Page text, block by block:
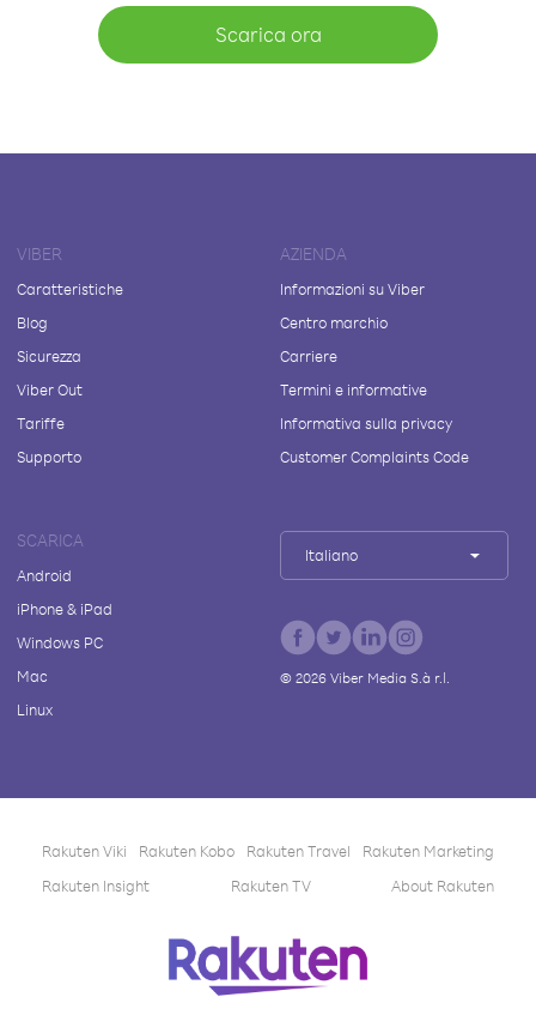
Scarica ora
VIBER
Caratteristiche
Blog
Sicurezza
Viber Out
Tariffe
Supporto
AZIENDA
Informazioni su Viber
Centro marchio
Carriere
Termini e informative
Informativa sulla privacy
Customer Complaints Code
SCARICA
Android
iPhone & iPad
Windows PC
Mac
Linux
Italiano
© 2026Viber Media S.à r.l.
Rakuten Viki Rakuten Kobo Rakuten Travel
Rakuten Marketing
Rakuten Insight
Rakuten TV About Rakuten